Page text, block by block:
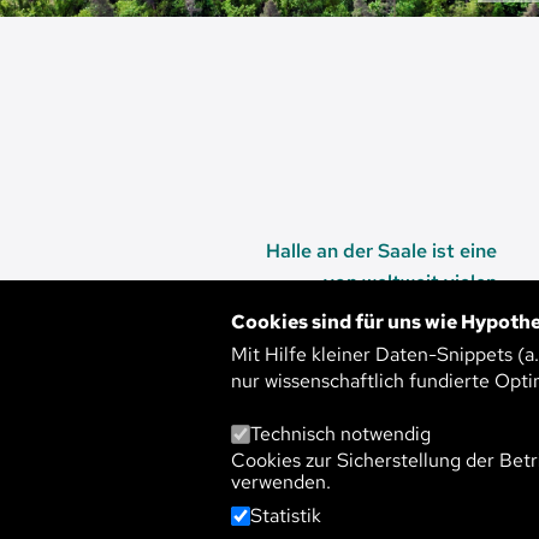
Halle an der Saale ist eine
von weltweit vielen
schrumpfenden Städten.
WIE LASSEN
Cookies sind für uns wie
Mit Hilfe kleiner Daten-Snippets
nur wissenschaftlich fundierte
Technisch notwendig
Cookies zur Sicherstellung der
verwenden.
Statistik